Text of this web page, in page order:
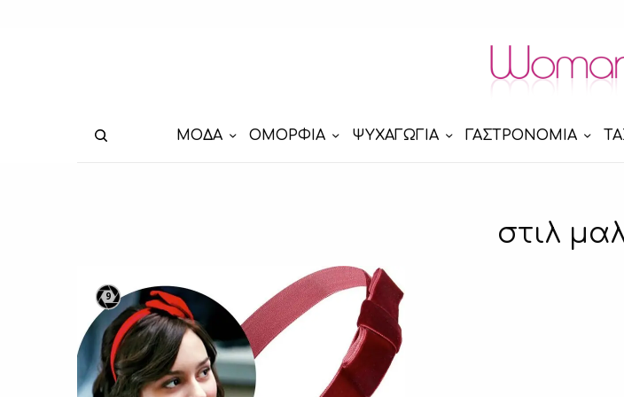
ΜΟΔΑ ΟΜΟΡΦΙΑ ΨΥΧΑΓΩΓΙΑ ΓΑΣΤΡΟΝΟΜΙΑ
στιλ
9